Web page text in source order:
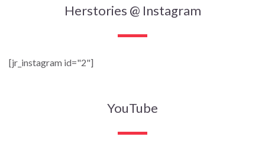
Herstories @ Instagram
[jr_instagram id="2"]
YouTube